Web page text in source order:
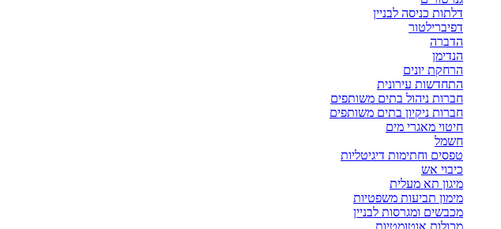
דלתות כניסה לבניין
דפיברילטור
הדברה
הנדימן
הרחקת יונים
התחדשות עירונית
חברות ניהול בתים משותפים
חברות ניקיון בתים משותפים
חיטוי מאגרי מים
חשמל
טפסים וחתימות דיגיטליות
כיבוי אש
מיגון תא מעלית
מימון תביעות משפטיות
מכבשים ומגרסות לבניין
מכולות אוטומטיות